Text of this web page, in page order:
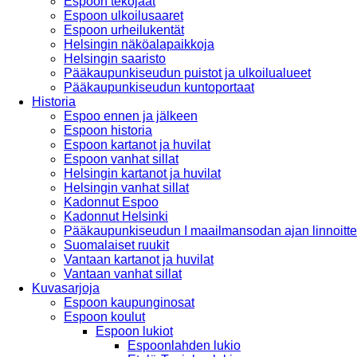
Espoon ulkoilusaaret
Espoon urheilukentät
Helsingin näköalapaikkoja
Helsingin saaristo
Pääkaupunkiseudun puistot ja ulkoilualueet
Pääkaupunkiseudun kuntoportaat
Historia
Espoo ennen ja jälkeen
Espoon historia
Espoon kartanot ja huvilat
Espoon vanhat sillat
Helsingin kartanot ja huvilat
Helsingin vanhat sillat
Kadonnut Espoo
Kadonnut Helsinki
Pääkaupunkiseudun I maailmansodan ajan
Suomalaiset ruukit
Vantaan kartanot ja huvilat
Vantaan vanhat sillat
Kuvasarjoja
Espoon kaupunginosat
Espoon koulut
Espoon lukiot
Espoonlahden lukio